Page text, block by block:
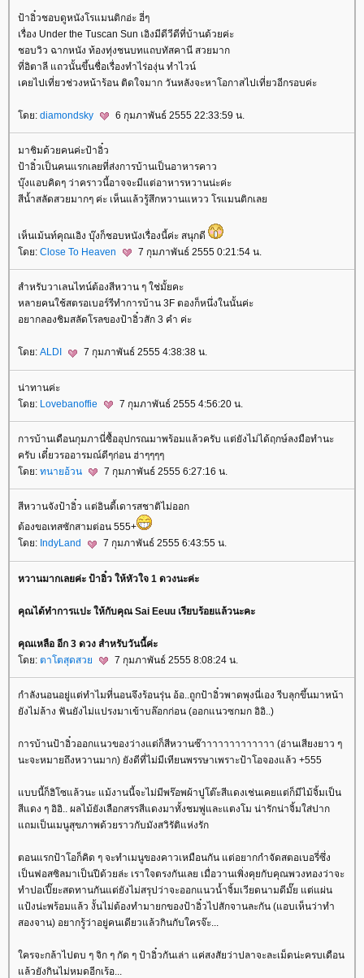
ป้าอิ๋วชอบดูหนังโรแมนติกอ่ะ ฮี่ๆ
เรื่อง Under the Tuscan Sun เอิงมีดีวีดีที่บ้านด้วยค่ะ
ชอบวิว ฉากหนัง ท้องทุ่งชนบทแถบทัสคานี สวยมาก
ที่อิตาลี แถวนั้นขึ้นชื่อเรื่องทำไร่องุ่น ทำไวน์
เคยไปเที่ยวช่วงหน้าร้อน ติดใจมาก วันหลังจะหาโอกาสไปเที่ยวอีกรอบค่ะ
ดย: diamondsky 6 กุมภาพันธ์ 2555 22:33:59 น.
มาชิมด้วยคนค่ะป้าอิ๋ว
ป้าอิ๋วเป็นคนแรกเลยที่ส่งการบ้านเป็นอาหารคาว
บุ๊งแอบคิดๆ ว่าคราวนี้อาจจะมีแต่อาหารหวานน่ะค่ะ
สีน้ำสลัดสวยมากๆ ค่ะ เห็นแล้วรู้สึกหวานแหวว โรแมนติกเล
เห็นเม้นท์คุณเอิง บุ๊งก็ชอบหนังเรื่องนี้ค่ะ สนุกดี
ดย: Close To Heaven 7 กุมภาพันธ์ 2555 0:21:54 น.
สำหรับวาเลนไทน์ต้องสีหวาน ๆ ใช่มั้ยคะ
หลายคนใช้สตรอเบอร์รีทำการบ้าน 3F ตองก็หนึ่งในนั้นค่ะ
อยากลองชิมสลัดโรลของป้าอิ๋วสัก 3 คำ ค่ะ
ดย: ALDI 7 กุมภาพันธ์ 2555 4:38:38 น.
น่าทานค่ะ
ดย: Lovebanoffie 7 กุมภาพันธ์ 2555 4:56:20 น.
การบ้านเดือนกุมภานี่ซื้ออุปกรณมาพร้อมแล้วครับ แต่ยังไม่ได้ฤกษ์ลงมือทำนะ
ครับ เดี๋ยวรออารมณ์ดีๆก่อน ฮ่าๆๆๆๆ
ดย: ทนายอ้วน 7 กุมภาพันธ์ 2555 6:27:16 น.
สีหวานจังป้าอิ๋ว แต่อินดี้เดารสชาติไม่ออก
ต้องขอเทสซักสามต่อน 555+
ดย: IndyLand 7 กุมภาพันธ์ 2555 6:43:55 น.
หวานมากเลยค่ะ ป้าอิ๋ว ให้หัวใจ 1 ดวงนะค่ะ
คุณได้ทำการแปะ ให้กับคุณ Sai Eeuu เรียบร้อยแล้วนะคะ
คุณเหลือ อีก 3 ดวง สำหรับวันนี้ค่ะ
ดย: ตาโตสุดสว 7 กุมภาพันธ์ 2555 8:08:24 น.
กำลังนอนอยู่แต่ทำไมที่นอนจึงร้อนรุ่น อ้อ..ถูกป้าอิ๋วพาดพุงนี่เอง รีบลุกขึ้นมาหน้า
ังไม่ล้าง ฟันยังไม่แปรงมาเข้าบล๊อกก่อน (ออกแนวซกมก อิอิ..)
การบ้านป้าอิ๋วออกแนวของว่างแต่ก็สีหวานซ๊าาาาาาาาาาาาา (อ่านเสียงยาว ๆ
นะจะหมายถึงหวานมาก) ยังดีที่ไม่มีเทียนพรรษาเพราะป้าโอจองแล้ว +555
บบนี้ก็ฮิโซแล้วนะ แม้งานนี้จะไม่มีพร๊อพผ้าปูโต๊ะสีแดงเช่นเคยแต่ก็มีไม้จิ้มเป็น
สีแดง ๆ อิอิ.. ผลไม้ยังเลือกสรรสีแดงมาทั้งชมพู่และแตงโม น่ารักน่าจิ้มใส่ปาก
ถมเป็นเมนูสุขภาพด้วยราวกับมังสวิรัติแห่งรัก
ตอนแรกป้าโอก็คิด ๆ จะทำเมนูของคาวเหมือนกัน แต่อยากกำจัดสตอเบอรี่ซึ่ง
เป็นฟอสซิลมาเป็นปีด้วยล่ะ เราใจตรงกันเลย เมื่อวานเพิ่งคุยกับคุณพวงทองว่าจะ
ทำปอเปี๊ยะสดทานกันแต่ยังไม่สรุปว่าจะออกแนวน้ำจิ้มเวียดนามดีมั๊ย แต่แผ่น
ป้งน่ะพร้อมแล้ว งั้นไม่ต้องทำมายกของป้าอิ๋วไปสักจานละกัน (แอบเห็นว่าทำ
สองจาน) อยากรู้ว่าอยู่คนเดียวแล้วกินกับใครจ๊ะ...
ครจะกล้าไปตบ ๆ จิก ๆ กัด ๆ ป้าอิ๋วกันเล่า แค่สงสัยว่าปลาจะละเม็ดน่ะครบเดือน
ล้วยังกินไม่หมดอีกเร้อ...